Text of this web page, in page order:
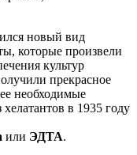
новый вид
которые произвели
культур
прекрасное
необходимые
в 1935 году
или ЭДТА.